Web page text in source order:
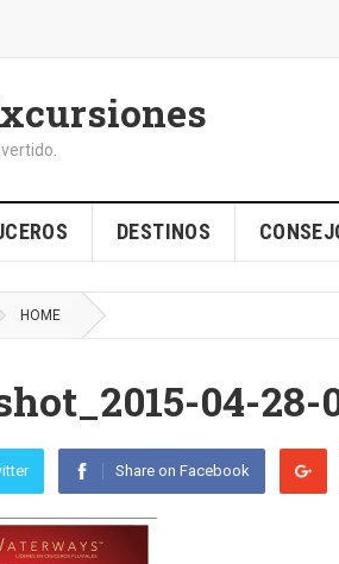
DESTINOS
HOME
04-28-
Share on Facebook